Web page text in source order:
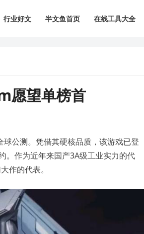
行业好文 半文鱼首页 在线工具大全
愿望单榜首
公测。凭借其硬核品质，该游戏已登
。作为近年来国产3A级工业实力的代
作的代表。